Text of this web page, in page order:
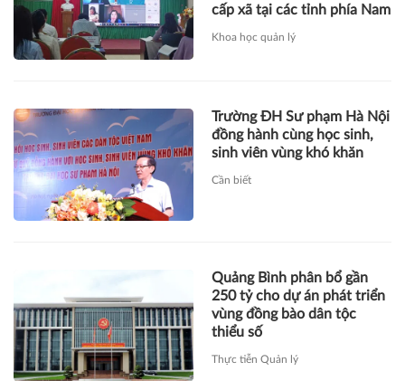
cấp xã tại các tỉnh phía Nam
Khoa học quản lý
Trường ĐH Sư phạm Hà Nội
đồng hành cùng học sinh,
sinh viên vùng khó khăn
Cần biết
Quảng Bình phân bổ gần
250 tỷ cho dự án phát triển
vùng đồng bào dân tộc
thiểu số
Thực tiễn Quản lý